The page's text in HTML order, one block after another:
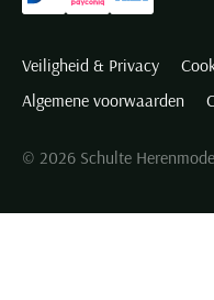
Veiligheid & Privacy
Algemene voorwaarden
© 2026 Schulte Herenmode